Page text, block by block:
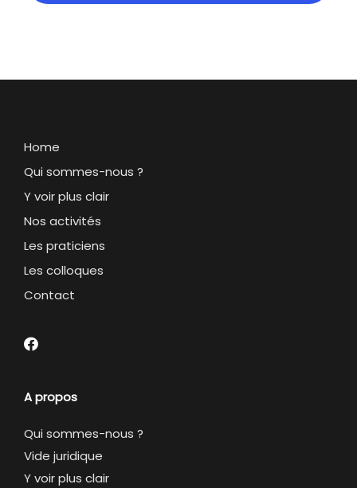
Home
Qui sommes-nous ?
Y voir plus clair
Nos activités
Les praticiens
Les colloques
Contact
A propos
Qui sommes-nous ?
Vide juridique
Y voir plus clair